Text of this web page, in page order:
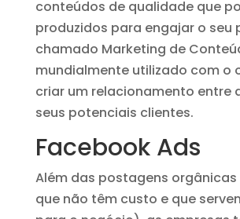
conteúdos de qualidade que
produzidos para engajar o seu
chamado Marketing de
mundialmente utilizado com o
criar um relacionamento entre
seus potenciais clientes.
Facebook Ads
Além das postagens
que não têm custo e que